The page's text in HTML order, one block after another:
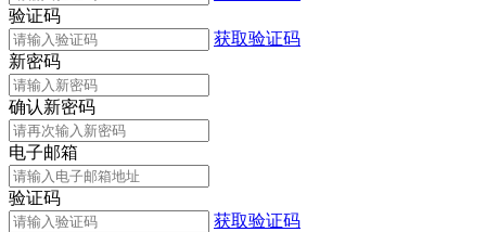
验证码
获取验证码
新密码
确认新密码
电子邮箱
验证码
获取验证码